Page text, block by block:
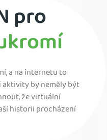
pro
a na internetu to
aktivity by neměly být
že virtuální
historii procházení